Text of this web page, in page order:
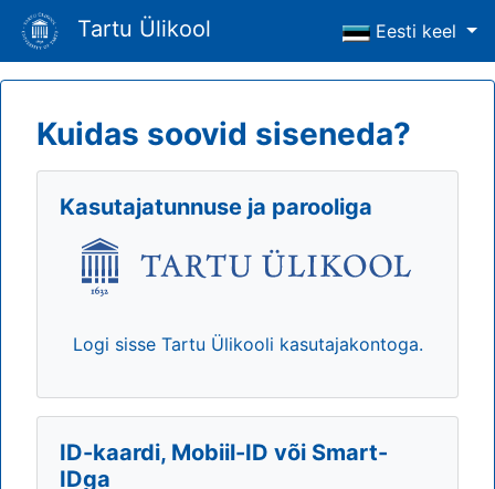
Tartu Ülikool Eesti keel
Kuidas soovid siseneda?
Kasutajatunnuse ja parooliga
Logi sisse Tartu Ülikooli kasutajakontoga.
ID-kaardi, Mobiil-ID või Smart-
IDga